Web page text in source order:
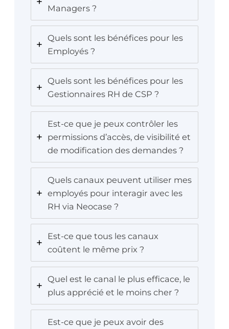
Managers ?
Quels sont les bénéfices pour les
Employés ?
Quels sont les bénéfices pour les
Gestionnaires RH de CSP ?
Est-ce que je peux contrôler les
permissions d’accès, de visibilité et
de modification des demandes ?
Quels canaux peuvent utiliser mes
employés pour interagir avec les
RH via Neocase ?
Est-ce que tous les canaux
coûtent le même prix ?
Quel est le canal le plus efficace, le
plus apprécié et le moins cher ?
Est-ce que je peux avoir des